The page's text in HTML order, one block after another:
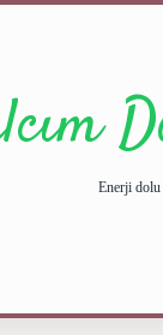
Enerji